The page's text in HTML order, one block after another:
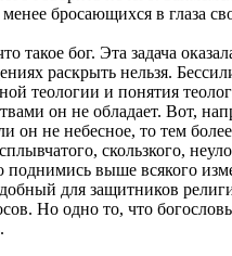
бросающихся в глаза
такое бог. Эта задача
раскрыть нельзя.
теологии и понятия
он не обладает. Вот,
он не небесное, то тем
скользкого,
выше всякого
для защитников
Но одно то, что